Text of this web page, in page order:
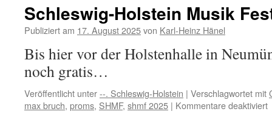
kein
Zuckerschlecken
Schleswig-Holstein Musik
Publiziert am 17. August 2025von Karl-Heinz Hänel
Bis hier vor der Holstenhalle in
noch gratis…
Veröffentlicht unter--. Schleswig-Holstein | Verschlagwortet mit
max bruch, proms, SHMF, shmf 2025 | Kommentare deaktiviert